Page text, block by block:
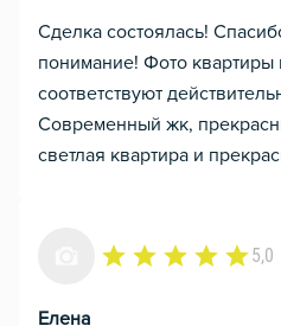
Сделка состоялась!
понимание! Фото квартиры
соответствуют
Современный жк,
светлая квартира и
5,0
Елена